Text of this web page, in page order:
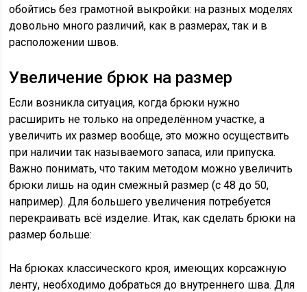
обойтись без грамотной выкройки: на разных моделях
довольно много различий, как в размерах, так и в
расположении швов.
Увеличение брюк на размер
Если возникла ситуация, когда брюки нужно
расширить не только на определённом участке, а
увеличить их размер вообще, это можно осуществить
при наличии так называемого запаса, или припуска.
Важно понимать, что таким методом можно увеличить
брюки лишь на один смежный размер (с 48 до 50,
например). Для большего увеличения потребуется
перекраивать всё изделие. Итак, как сделать брюки на
размер больше:
На брюках классического кроя, имеющих корсажную
ленту, необходимо добраться до внутреннего шва. Для